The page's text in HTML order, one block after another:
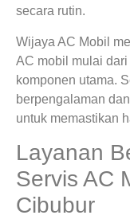
secara rutin.
Wijaya AC Mobil
AC mobil mulai
komponen utama.
berpengalaman
untuk memastikan
Layanan
Servis AC
Cibubur